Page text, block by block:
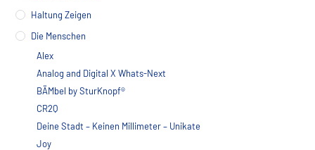
Haltung Zeigen
Die Menschen
Alex
Analog and Digital X Whats-Next
BÄMbel by SturKnopf®
CR2Q
Deine Stadt – Keinen Millimeter – Unikate
Joy